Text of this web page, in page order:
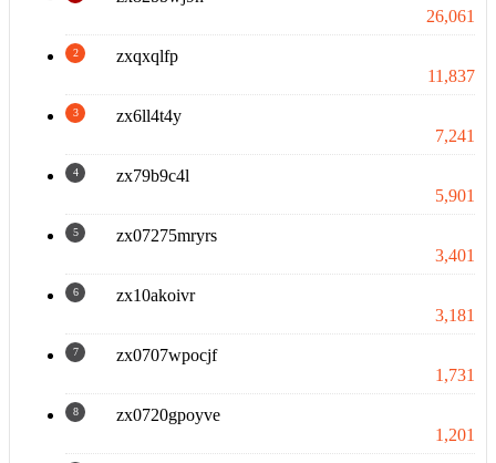
26,061
2
zxqxqlfp
11,837
3
zx6ll4t4y
7,241
4
zx79b9c4l
5,901
5
zx07275mryrs
3,401
6
zx10akoivr
3,181
7
zx0707wpocjf
1,731
8
zx0720gpoyve
1,201